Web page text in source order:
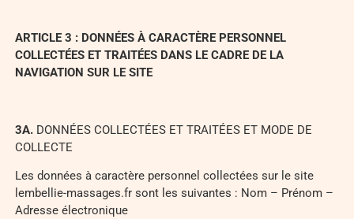
ARTICLE 3 : DONNÉES À CARACTÈRE PERSONNEL
COLLECTÉES ET TRAITÉES DANS LE CADRE DE LA
NAVIGATION SUR LE SITE
3A.DONNÉES COLLECTÉES ET TRAITÉES ET MODE DE
COLLECTE
Les données à caractère personnel collectées sur le site
lembellie-massages.fr sont les suivantes : Nom – Prénom –
Adresse électronique